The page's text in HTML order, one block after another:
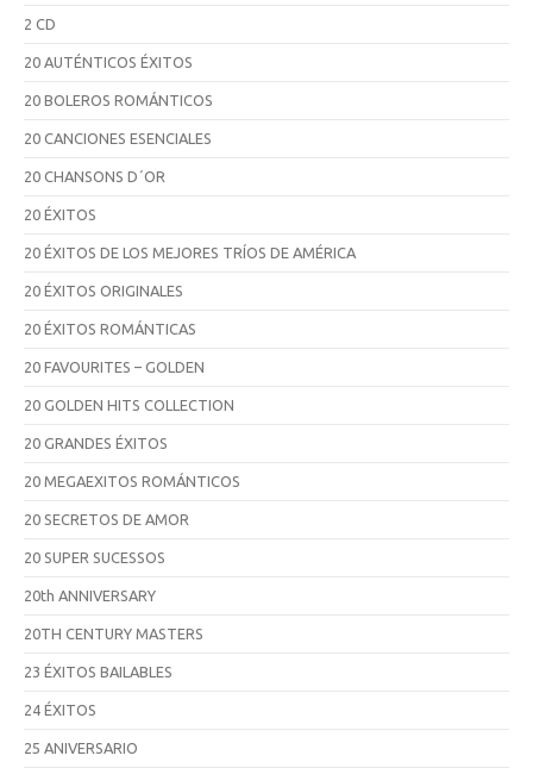
2 CD
20 AUTÉNTICOS ÉXITOS
20 BOLEROS ROMÁNTICOS
20 CANCIONES ESENCIALES
20 CHANSONS D´OR
20 ÉXITOS
20 ÉXITOS DE LOS MEJORES TRÍOS DE AMÉRICA
20 ÉXITOS ORIGINALES
20 ÉXITOS ROMÁNTICAS
20 FAVOURITES – GOLDEN
20 GOLDEN HITS COLLECTION
20 GRANDES ÉXITOS
20 MEGAEXITOS ROMÁNTICOS
20 SECRETOS DE AMOR
20 SUPER SUCESSOS
20th ANNIVERSARY
20TH CENTURY MASTERS
23 ÉXITOS BAILABLES
24 ÉXITOS
25 ANIVERSARIO